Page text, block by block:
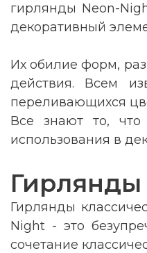
гирлянды Neon-
декоративный
Их обилие форм,
действия. Всем
переливающихся
Все знают то, что
использования в
Гирлянды
Гирлянды
Night - это
сочетание